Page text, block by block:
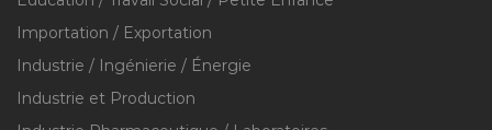
Importation / Exportation
Industrie / Ingénierie / Énergie
Industrie et Production